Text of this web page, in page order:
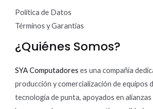
Política de Datos
Términos y Garantías
¿Quiénes Somos?
SYA Computadores es una compañía
producción y comercialización de equipos
tecnología de punta, apoyados en